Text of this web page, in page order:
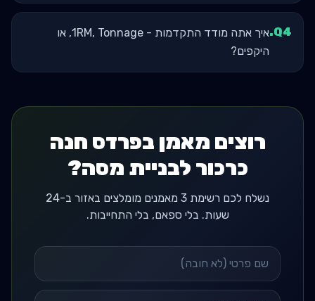
Q4
.
איך אתה מודד התקדמות - 1RM, Tonnage, או
היקפים?
רוצים מאמן בפרדס חנה
כרכור לבניית מסה?
נשלח לכם רשימת 3 מאמנים מומלצים באזור ב-24
שעות. בלי ספאם, בלי התחייבות.